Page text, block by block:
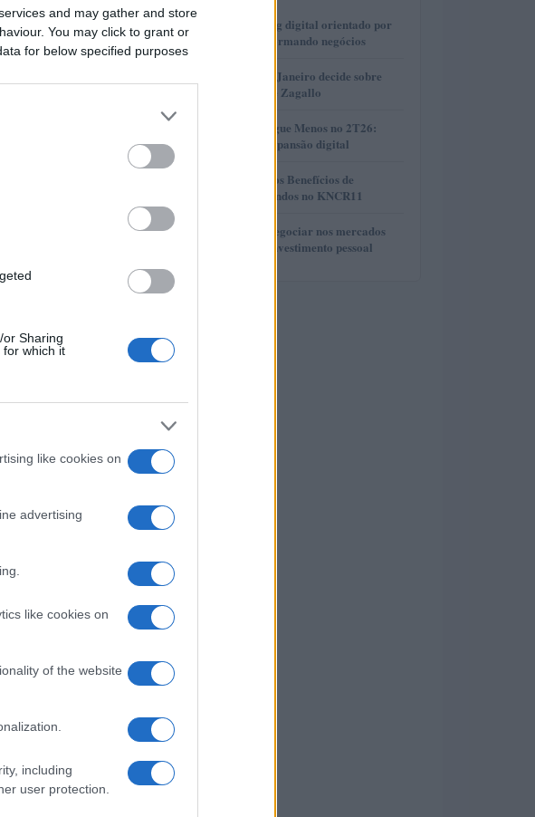
and may gather and store
You may click to grant or
for below specified purposes
Sharing
which it
like cookies on
advertising
like cookies on
of the website
including
user protection.
mostra
a
dia –
é
papéis
que hoje
da MP
1
Como o marketing digital orientado por
dados está transformando negócios
2
Justiça do Rio de Janeiro decide sobre
divisão de bens de Zagallo
3
Resultados da Pague Menos no 2T26:
lucro, receita e expansão digital
Compreendendo os Benefícios de
Reinvestir Dividendos no KNCR11
5
Descubra como negociar nos mercados
financeiros sem investimento pessoal